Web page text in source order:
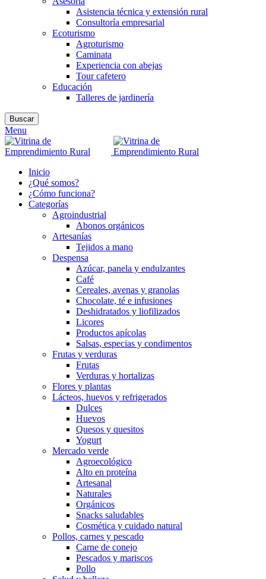
Asistencia técnica y extensión rural
Consultoría empresarial
Ecoturismo
Agroturismo
Caminata
Experiencia con abejas
Tour cafetero
Educación
Talleres de jardinería
Buscar
Menu
Inicio
¿Qué somos?
¿Cómo funciona?
Categorías
Agroindustrial
Abonos orgánicos
Artesanías
Tejidos a mano
Despensa
Azúcar, panela y endulzantes
Café
Cereales, avenas y granolas
Chocolate, té e infusiones
Deshidratados y liofilizados
Licores
Productos apícolas
Salsas, especias y condimentos
Frutas y verduras
Frutas
Verduras y hortalizas
Flores y plantas
Lácteos, huevos y refrigerados
Dulces
Huevos
Quesos y quesitos
Yogurt
Mercado verde
Agroecológico
Alto en proteína
Artesanal
Naturales
Orgánicos
Snacks saludables
Cosmética y cuidado natural
Pollos, carnes y pescado
Carne de conejo
Pescados y mariscos
Pollo